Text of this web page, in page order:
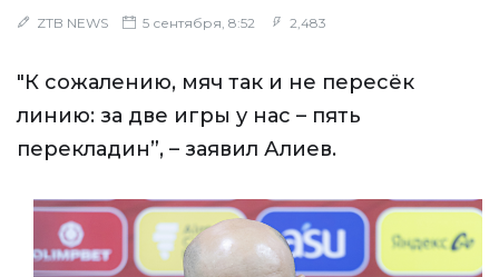
ZTB NEWS 5 сентября, 8:52 2,483
"К сожалению, мяч так и не пересёк
линию: за две игры у нас – пять
перекладин”, – заявил Алиев.